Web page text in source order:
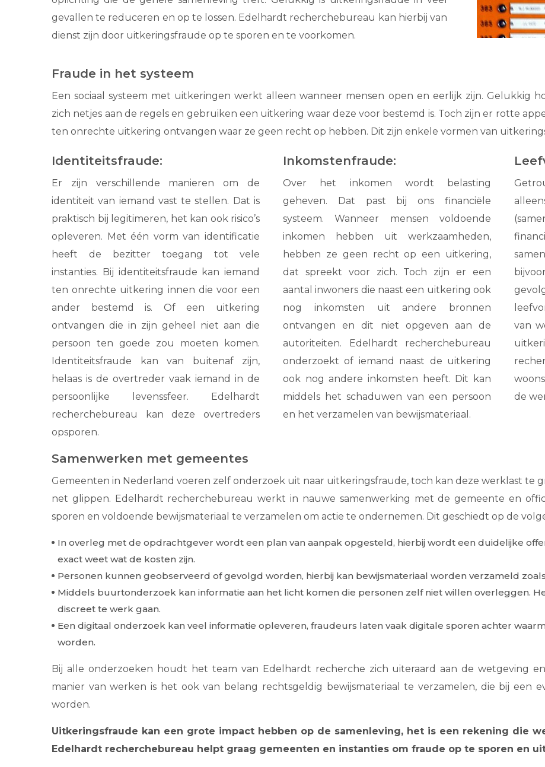
gevallen te reduceren en op te lossen. Edelhardt recherchebureau kan hierbij van
dienst zijn door uitkeringsfraude op te sporen en te voorkomen.
Fraude in het systeem
Een sociaal systeem met uitkeringen werkt alleen wanneer mensen open en eerlijk zijn. Gelukkig
zich netjes aan de regels en gebruiken een uitkering waar deze voor bestemd is. Toch zijn er rotte
ten onrechte uitkering ontvangen waar ze geen recht op hebben. Dit zijn enkele vormen van
Identiteitsfraude:
Er zijn verschillende manieren om de
identiteit van iemand vast te stellen. Dat is
praktisch bij legitimeren, het kan ook risico’s
opleveren. Met één vorm van identificatie
heeft de bezitter toegang tot vele
instanties. Bij identiteitsfraude kan iemand
ten onrechte uitkering innen die voor een
ander bestemd is. Of een uitkering
ontvangen die in zijn geheel niet aan die
persoon ten goede zou moeten komen.
Identiteitsfraude kan van buitenaf zijn,
helaas is de overtreder vaak iemand in de
persoonlijke levenssfeer. Edelhardt
recherchebureau kan deze overtreders
opsporen.
Inkomstenfraude:
Over het inkomen wordt belasting
geheven. Dat past bij ons financiële
systeem. Wanneer mensen voldoende
inkomen hebben uit werkzaamheden,
hebben ze geen recht op een uitkering,
dat spreekt voor zich. Toch zijn er een
aantal inwoners die naast een uitkering ook
nog inkomsten uit andere bronnen
ontvangen en dit niet opgeven aan de
autoriteiten. Edelhardt recherchebureau
onderzoekt of iemand naast de uitkering
ook nog andere inkomsten heeft. Dit kan
middels het schaduwen van een persoon
en het verzamelen van bewijsmateriaal.
van
de
Samenwerken met gemeentes
Gemeenten in Nederland voeren zelf onderzoek uit naar uitkeringsfraude, toch kan deze werklast te
net glippen. Edelhardt recherchebureau werkt in nauwe samenwerking met de gemeente en
sporen en voldoende bewijsmateriaal te verzamelen om actie te ondernemen. Dit geschiedt op de
In overleg met de opdrachtgever wordt een plan van aanpak opgesteld, hierbij wordt een duidelijke
exact weet wat de kosten zijn.
Personen kunnen geobserveerd of gevolgd worden, hierbij kan bewijsmateriaal worden verzameld
Middels buurtonderzoek kan informatie aan het licht komen die personen zelf niet willen overleggen.
discreet te werk gaan.
Een digitaal onderzoek kan veel informatie opleveren, fraudeurs laten vaak digitale sporen achter
worden.
Bij alle onderzoeken houdt het team van Edelhardt recherche zich uiteraard aan de wetgeving
manier van werken is het ook van belang rechtsgeldig bewijsmateriaal te verzamelen, die bij een
worden.
Uitkeringsfraude kan een grote impact hebben op de samenleving, het is een rekening die
Edelhardt recherchebureau helpt graag gemeenten en instanties om fraude op te sporen en